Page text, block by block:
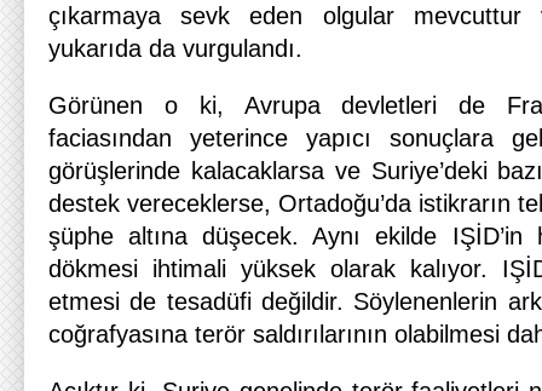
çıkarmaya sevk eden olgular mevcuttur
yukarıda da vurgulandı.
Görünen o ki, Avrupa devletleri de
faciasından yeterince yapıcı sonuçlara
görüşlerinde kalacaklarsa ve Suriye’deki
destek vereceklerse, Ortadoğu’da istikrarın
şüphe altına düşecek. Aynı ekilde
dökmesi ihtimali yüksek olarak kalıyor.
etmesi de tesadüfi değildir. Söylenenlerin
coğrafyasına terör saldırılarının olabilmesi